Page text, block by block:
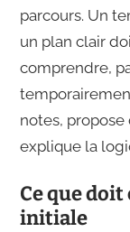
parcours. Un
un plan clair
comprendre,
notes,
explique la
Ce que
initiale